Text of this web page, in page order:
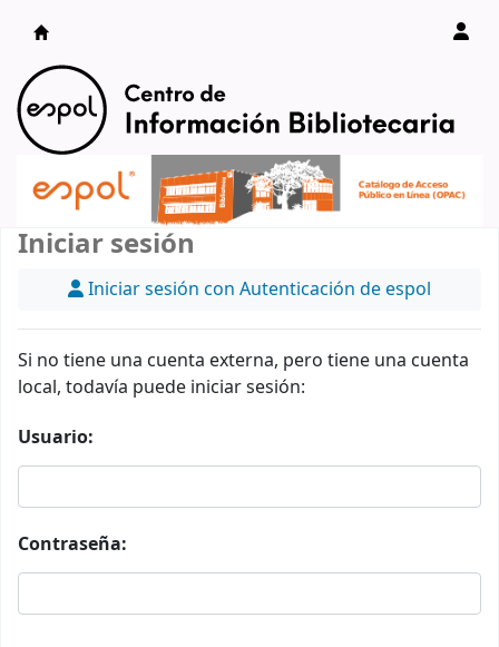
Catálogo en línea
Iniciar sesión
Iniciar sesión con Autenticación de espol
Si no tiene una cuenta externa, pero tiene una cuenta
local, todavía puede iniciar sesión:
Usuario:
Contraseña: